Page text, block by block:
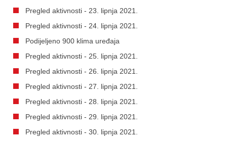
Pregled aktivnosti - 23. lipnja 2021.
Pregled aktivnosti - 24. lipnja 2021.
Podijeljeno 900 klima uređaja
Pregled aktivnosti - 25. lipnja 2021.
Pregled aktivnosti - 26. lipnja 2021.
Pregled aktivnosti - 27. lipnja 2021.
Pregled aktivnosti - 28. lipnja 2021.
Pregled aktivnosti - 29. lipnja 2021.
Pregled aktivnosti - 30. lipnja 2021.